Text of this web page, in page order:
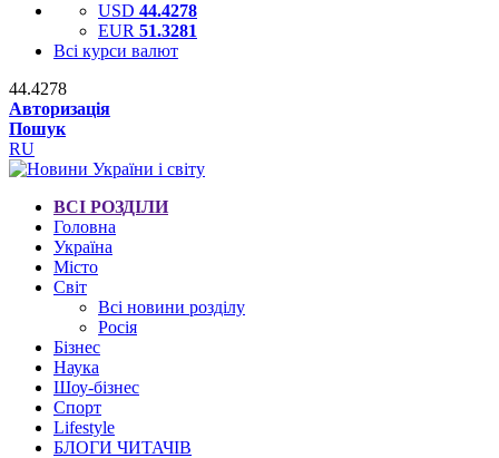
USD 44.4278
EUR 51.3281
Всі курси валют
44.4278
Авторизація
Пошук
RU
ВСІ РОЗДІЛИ
Головна
Україна
Місто
Світ
Всі новини розділу
Росія
Бізнес
Наука
Шоу-бізнес
Спорт
Lifestyle
БЛОГИ ЧИТАЧІВ